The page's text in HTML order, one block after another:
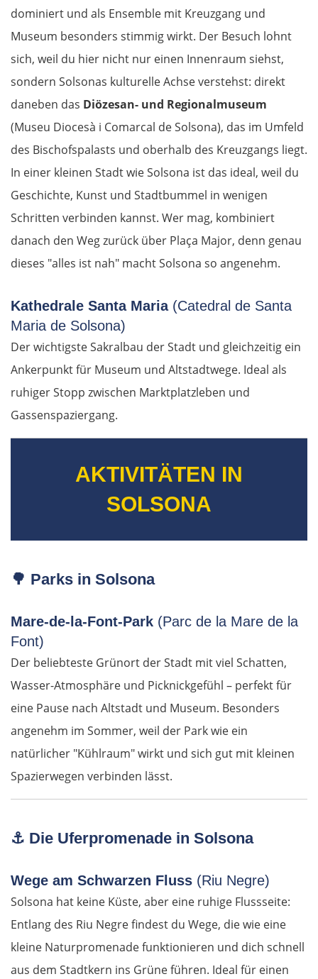
dominiert und als Ensemble mit Kreuzgang und
Museum besonders stimmig wirkt. Der Besuch lohnt
sich, weil du hier nicht nur einen Innenraum siehst,
sondern Solsonas kulturelle Achse verstehst: direkt
daneben das Diözesan- und Regionalmuseum
(Museu Diocesà i Comarcal de Solsona), das im Umfeld
des Bischofspalasts und oberhalb des Kreuzgangs liegt.
In einer kleinen Stadt wie Solsona ist das ideal, weil du
Geschichte, Kunst und Stadtbummel in wenigen
Schritten verbinden kannst. Wer mag, kombiniert
danach den Weg zurück über Plaça Major, denn genau
dieses "alles ist nah" macht Solsona so angenehm.
Kathedrale Santa Maria (Catedral de Santa
Maria de Solsona)
Der wichtigste Sakralbau der Stadt und gleichzeitig ein
Ankerpunkt für Museum und Altstadtwege. Ideal als
ruhiger Stopp zwischen Marktplatzleben und
Gassenspaziergang.
AKTIVITÄTEN IN
SOLSONA
🌳 Parks in Solsona
Mare-de-la-Font-Park (Parc de la Mare de la
Font)
Der beliebteste Grünort der Stadt mit viel Schatten,
Wasser-Atmosphäre und Picknickgefühl – perfekt für
eine Pause nach Altstadt und Museum. Besonders
angenehm im Sommer, weil der Park wie ein
natürlicher "Kühlraum" wirkt und sich gut mit kleinen
Spazierwegen verbinden lässt.
⚓ Die Uferpromenade in Solsona
Wege am Schwarzen Fluss (Riu Negre)
Solsona hat keine Küste, aber eine ruhige Flussseite:
Entlang des Riu Negre findest du Wege, die wie eine
kleine Naturpromenade funktionieren und dich schnell
aus dem Stadtkern ins Grüne führen. Ideal für einen
Ełk
Wyszków
Warschau
Żyrardów
Łódź
Turek
Posen
Nowy Tomyśl
Schwiebus
Deutschland Ost
Frankfurt (Oder)
Lübben
Spreewald
Senftenberg
Pirna
Sächsische Schweiz
Ústí nad Labem
Mělník
Prag
Pilsen